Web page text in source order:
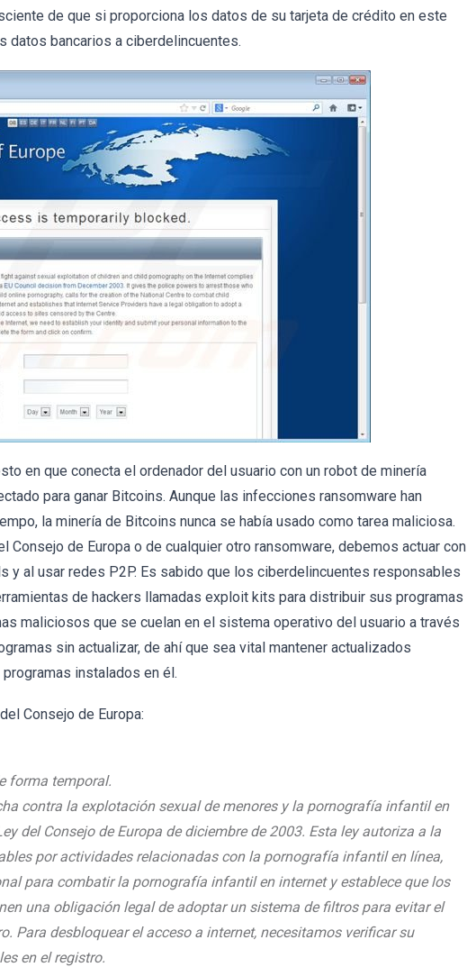
de que si proporciona los datos de su tarjeta de crédito en este
datos bancarios a ciberdelincuentes.
en que conecta el ordenador del usuario con un robot de minería
para ganar Bitcoins. Aunque las infecciones ransomware han
la minería de Bitcoins nunca se había usado como tarea maliciosa.
de Europa o de cualquier otro ransomware, debemos actuar con
y al usar redes P2P. Es sabido que los ciberdelincuentes responsables
de hackers llamadas exploit kits para distribuir sus programas
maliciosos que se cuelan en el sistema operativo del usuario a través
sin actualizar, de ahí que sea vital mantener actualizados
instalados en él.
Consejo de Europa:
forma temporal.
contra la explotación sexual de menores y la pornografía infantil en
del Consejo de Europa de diciembre de 2003. Esta ley autoriza a la
por actividades relacionadas con la pornografía infantil en línea,
para combatir la pornografía infantil en internet y establece que los
una obligación legal de adoptar un sistema de filtros para evitar el
Para desbloquear el acceso a internet, necesitamos verificar su
en el registro.